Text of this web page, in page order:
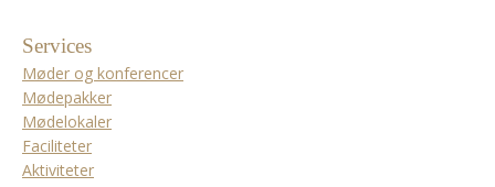
Services
Møder og konferencer
Mødepakker
Mødelokaler
Faciliteter
Aktiviteter